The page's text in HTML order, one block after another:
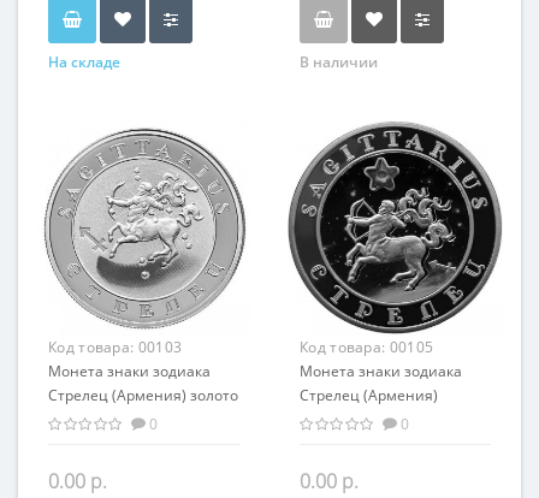
На складе В наличии
Код товара: 00103
Монета знаки зодиака
Стрелец (Армения) золото
7.74 гр - оригинальный
рождения
0
0.00 р.
Код товара: 00105
Монета знаки зодиака
Стрелец (Армения)
серебро 28,28 гр -
день рождения
0
0.00 р.